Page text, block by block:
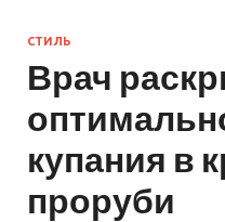
СТИЛЬ
Врач
купания в
проруби